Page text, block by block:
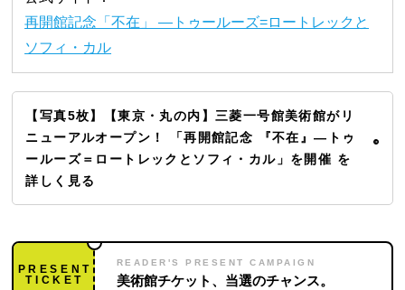
再開館記念「不在」 ―トゥールーズ=ロートレックと
ソフィ・カル
【写真5枚】【東京・丸の内】三菱一号館美術館がリ
ニューアルオープン！ 「再開館記念 『不在』—トゥ
ールーズ＝ロートレックとソフィ・カル」を開催 を
詳しく見る
PRESENT
TICKET
READER'S PRESENT CAMPAIGN
美術館チケット、当選のチャンス。